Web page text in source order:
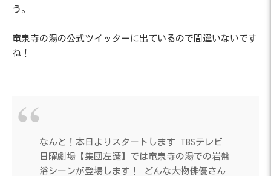
う。
竜泉寺の湯の公式ツイッターに出ているので間違いないです
ね！
なんと！本日よりスタートします TBSテレビ
日曜劇場【集団左遷】では竜泉寺の湯での岩盤
浴シーンが登場します！ どんな大物俳優さん